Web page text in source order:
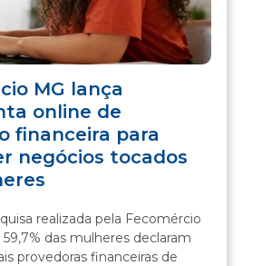
MG lança
online de
financeira para
negócios tocados
realizada pela Fecomércio
59,7% das mulheres declaram
provedoras financeiras de